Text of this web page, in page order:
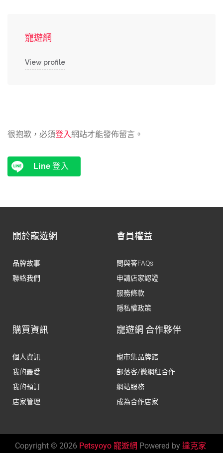
寵遊網
View profile
很抱歉，必須登入網站才能發佈留言。
Line 登入
關於寵遊網
品牌故事
聯絡我們
會員權益
問與答FAQs
申請店家認證
服務條款
隱私權政策
購買資訊
個人資訊
我的最愛
我的預訂
店家管理
寵遊網 合作夥伴
寵市集品牌館
部落客/微網紅合作
網站服務
成為合作店家
Copyright © 2026 Petsyoyo 寵遊網 Powered by 達克家